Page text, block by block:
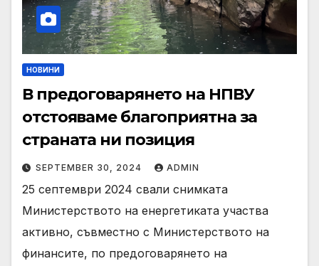
НОВИНИ
В предоговарянето на НПВУ
отстояваме благоприятна за
страната ни позиция
SEPTEMBER 30, 2024 ADMIN
25 септември 2024 свали снимката
Министерството на енергетиката участва
активно, съвместно с Министерството на
финансите, по предоговарянето на